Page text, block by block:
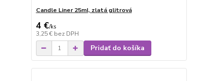
Candle Liner 25ml, zlatá glitrová
4 €/ks
3,25 € bez DPH
Pridať do košíka